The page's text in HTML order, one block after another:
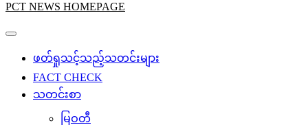
PCT NEWS HOMEPAGE
ဖတ်ရှုသင့်သည့်သတင်းများ
FACT CHECK
သတင်းစာ
မြဝတီ